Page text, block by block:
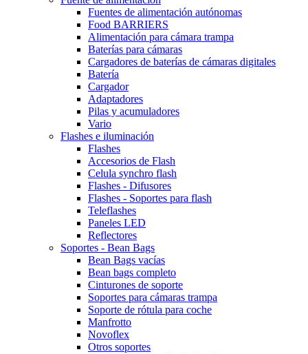
Fuentes de alimentación autónomas
Food BARRIERS
Alimentación para cámara trampa
Baterías para cámaras
Cargadores de baterías de cámaras digitales
Batería
Cargador
Adaptadores
Pilas y acumuladores
Vario
Flashes e iluminación
Flashes
Accesorios de Flash
Celula synchro flash
Flashes - Difusores
Flashes - Soportes para flash
Teleflashes
Paneles LED
Reflectores
Soportes - Bean Bags
Bean Bags vacías
Bean bags completo
Cinturones de soporte
Soportes para cámaras trampa
Soporte de rótula para coche
Manfrotto
Novoflex
Otros soportes